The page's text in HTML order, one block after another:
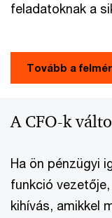
feladatoknak a
Tovább a
A CFO-k
Ha ön pénzügyi
funkció
kihívás, amikkel